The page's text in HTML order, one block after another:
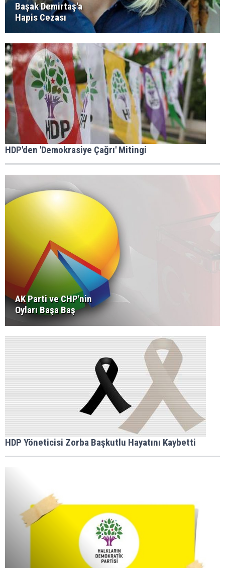
Başak Demirtaş'a
Hapis Cezası
HDP'den 'Demokrasiye Çağrı' Mitingi
AK Parti ve CHP'nin
Oyları Başa Baş
HDP Yöneticisi Zorba Başkutlu Hayatını Kaybetti